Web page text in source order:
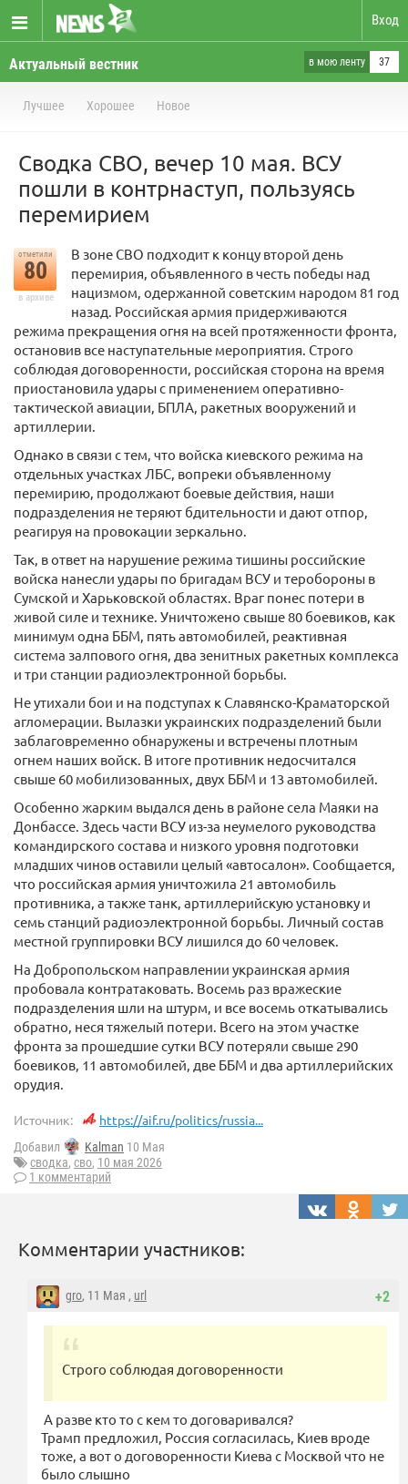
Вход
Актуальный вестник в мою ленту 37
Лучшее Хорошее Новое
Сводка СВО, вечер 10 мая. ВСУ
пошли в контрнаступ, пользуясь
перемирием
отметили
80
в архиве
В зоне СВО подходит к концу второй день
перемирия, объявленного в честь победы над
нацизмом, одержанной советским народом 81 год
назад. Российская армия придерживаются
режима прекращения огня на всей протяженности фронта,
остановив все наступательные мероприятия. Строго
соблюдая договоренности, российская сторона на время
приостановила удары с применением оперативно-
тактической авиации, БПЛА, ракетных вооружений и
артиллерии.
Однако в связи с тем, что войска киевского режима на
отдельных участках ЛБС, вопреки объявленному
перемирию, продолжают боевые действия, наши
подразделения не теряют бдительности и дают отпор,
реагируя на провокации зеркально.
Так, в ответ на нарушение режима тишины российские
войска нанесли удары по бригадам ВСУ и теробороны в
Сумской и Харьковской областях. Враг понес потери в
живой силе и технике. Уничтожено свыше 80 боевиков, как
минимум одна ББМ, пять автомобилей, реактивная
система залпового огня, два зенитных ракетных комплекса
и три станции радиоэлектронной борьбы.
Не утихали бои и на подступах к Славянско-Краматорской
агломерации. Вылазки украинских подразделений были
заблаговременно обнаружены и встречены плотным
огнем наших войск. В итоге противник недосчитался
свыше 60 мобилизованных, двух ББМ и 13 автомобилей.
Особенно жарким выдался день в районе села Маяки на
Донбассе. Здесь части ВСУ из-за неумелого руководства
командирского состава и низкого уровня подготовки
младших чинов оставили целый «автосалон». Сообщается,
что российская армия уничтожила 21 автомобиль
противника, а также танк, артиллерийскую установку и
семь станций радиоэлектронной борьбы. Личный состав
местной группировки ВСУ лишился до 60 человек.
На Добропольском направлении украинская армия
пробовала контратаковать. Восемь раз вражеские
подразделения шли на штурм, и все восемь откатывались
обратно, неся тяжелый потери. Всего на этом участке
фронта за прошедшие сутки ВСУ потеряли свыше 290
боевиков, 11 автомобилей, две ББМ и два артиллерийских
орудия.
Источник: https://aif.ru/politics/russia...
Добавил Kalman 10 Мая
сводка, сво, 10 мая 2026
1 комментарий
Комментарии участников:
+2
gro, 11 Мая , url
Строго соблюдая договоренности
А разве кто то с кем то договаривался?
Трамп предложил, Россия согласилась, Киев вроде
тоже, а вот о договоренности Киева с Москвой что не
было слышно